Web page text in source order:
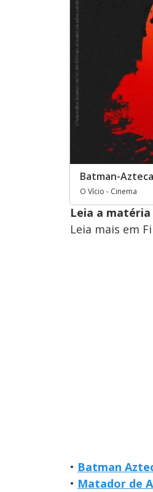
Batman-
O Vício - Cinema
Leia a
Leia mais em
• Batman
• Matador de